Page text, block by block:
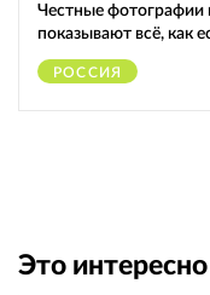
Честные фотографии
показывают всё, как
РОССИЯ
Это интересно